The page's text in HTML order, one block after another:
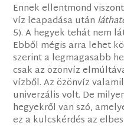
Ennek ellentmond
víz leapadása után
5). A hegyek tehát nem
Ebből mégis arra lehet
szerint a legmagasabb
csak az özönvíz
vízből. Az özönvíz
univerzális volt. De
hegyekről van szó,
ez a kulcskérdés az